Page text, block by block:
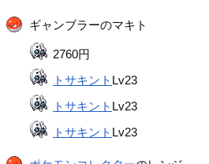
ギャンブラーのマキト
2760円
トサキント Lv23
トサキント Lv23
トサキント Lv23